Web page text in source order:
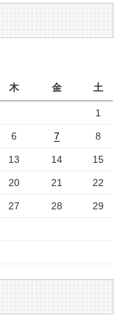
木 金 土
1
6 7 8
13 14 15
20 21 22
27 28 29